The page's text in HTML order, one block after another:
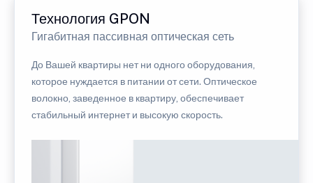
Технология GPON
Гигабитная пассивная оптическая сеть
До Вашей квартиры нет ни одного оборудования,
которое нуждается в питании от сети. Оптическое
волокно, заведенное в квартиру, обеспечивает
стабильный интернет и высокую скорость.